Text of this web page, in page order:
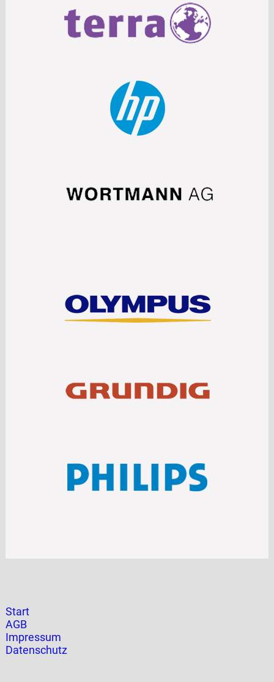
Navigation
überspringen
Start
AGB
Impressum
Datenschutz